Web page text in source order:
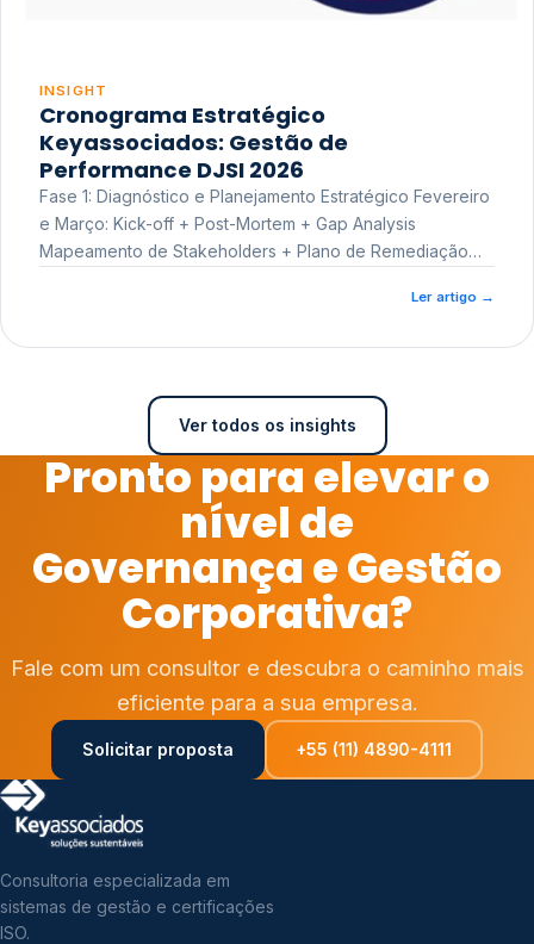
INSIGHT
Cronograma Estratégico
Keyassociados: Gestão de
Performance DJSI 2026
Fase 1: Diagnóstico e Planejamento Estratégico Fevereiro
e Março: Kick-off + Post-Mortem + Gap Analysis
Mapeamento de Stakeholders + Plano de Remediação
Ler artigo →
Ver todos os insights
Pronto para elevar o
nível de
Governança e Gestão
Corporativa?
Fale com um consultor e descubra o caminho mais
eficiente para a sua empresa.
Solicitar proposta +55 (11) 4890-4111
Consultoria especializada em
sistemas de gestão e certificações
ISO.